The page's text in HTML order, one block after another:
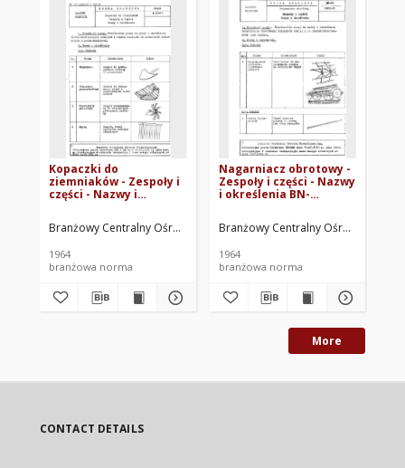
Kopaczki do
ziemniaków - Zespoły i
części - Nazwy i
Branżowy Centralny Ośrodek Normalizacyjny. Oprac.
1964
branżowa norma
Nagarniacz obrotowy -
Zespoły i części - Nazwy
i określenia BN-
Branżowy Centralny Ośrodek
1964
branżowa norma
More
CONTACT DETAILS